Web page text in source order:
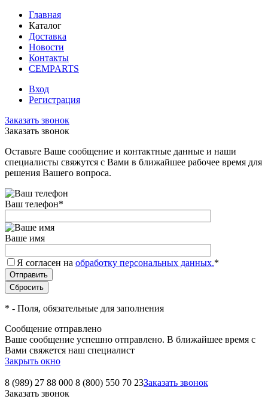
Главная
Каталог
Доставка
Новости
Контакты
CEMPARTS
Вход
Регистрация
Заказать звонок
Заказать звонок
Оставьте Ваше сообщение и контактные данные и наши
специалисты свяжутся с Вами в ближайшее рабочее время для
решения Вашего вопроса.
Ваш телефон*
Ваше имя
Я согласен на обработку персональных данных.*
* - Поля, обязательные для заполнения
Сообщение отправлено
Ваше сообщение успешно отправлено. В ближайшее время с
Вами свяжется наш специалист
Закрыть окно
8 (989) 27 88 000 8 (800) 550 70 23Заказать звонок
Заказать звонок